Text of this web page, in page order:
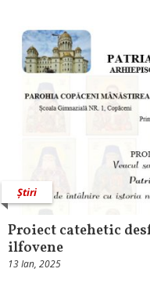
Știri
Proiect catehetic
ilfovene
13 Ian, 2025